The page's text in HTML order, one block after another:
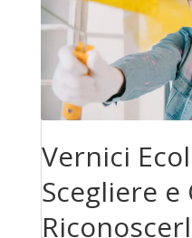
Vernici
Scegliere e